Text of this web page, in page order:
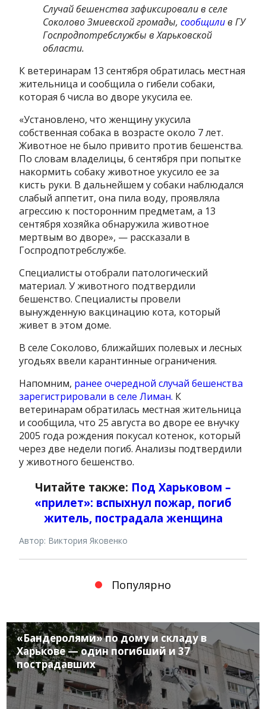
Случай бешенства зафиксировали в селе
Соколово Змиевской громады,сообщилив ГУ
Госпродпотребслужбы в Харьковской
области.
К ветеринарам 13 сентября обратилась местная
жительница и сообщила о гибели собаки,
которая 6 числа во дворе укусила ее.
«Установлено, что женщину укусила
собственная собака в возрасте около 7 лет.
Животное не было привито против бешенства.
По словам владелицы, 6 сентября при попытке
накормить собаку животное укусило ее за
кисть руки. В дальнейшем у собаки наблюдался
слабый аппетит, она пила воду, проявляла
агрессию к посторонним предметам, а 13
сентября хозяйка обнаружила животное
мертвым во дворе», — рассказали в
Госпродпотребслужбе.
Специалисты отобрали патологический
материал. У животного подтвердили
бешенство. Специалисты провели
вынужденную вакцинацию кота, который
живет в этом доме.
В селе Соколово, ближайших полевых и лесных
угодьях ввели карантинные ограничения.
Напомним, ранее очередной случай бешенства
зарегистрировали в селе Лиман. К
ветеринарам обратилась местная жительница
и сообщила, что 25 августа во дворе ее внучку
2005 года рождения покусал котенок, который
через две недели погиб. Анализы подтвердили
у животного бешенство.
Читайте также: Под Харьковом –
«прилет»: вспыхнул пожар, погиб
житель, пострадала женщина
Автор: Виктория Яковенко
Популярно
«Бандеролями» по дому и складу в
Харькове — один погибший и 37
пострадавших